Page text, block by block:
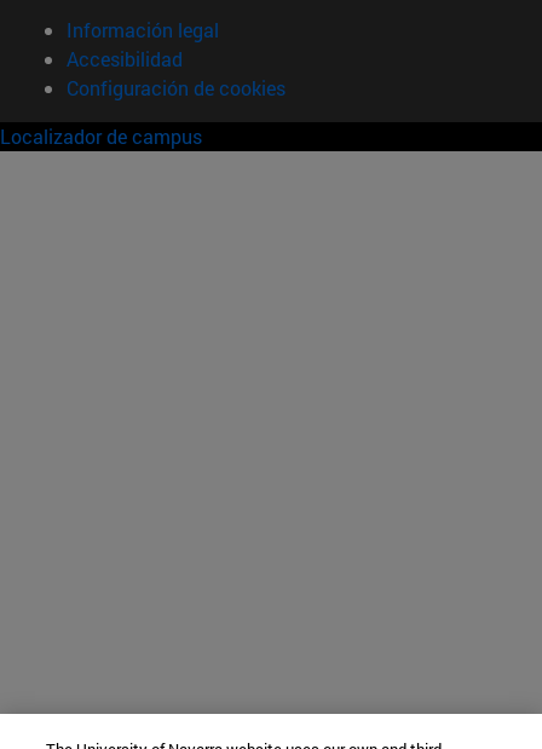
Información legal
Accesibilidad
Configuración de cookies
Localizador de campus